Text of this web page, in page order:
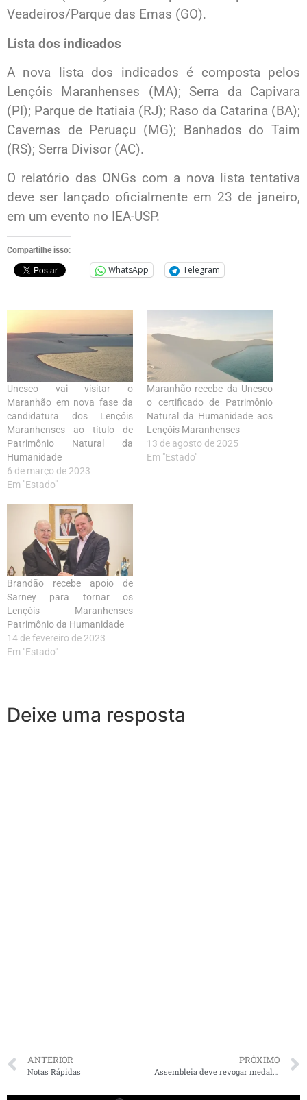
Veadeiros/Parque das Emas (GO).
Lista dos indicados
A nova lista dos indicados é composta pelos
Lençóis Maranhenses (MA); Serra da Capivara
(PI); Parque de Itatiaia (RJ); Raso da Catarina (BA);
Cavernas de Peruaçu (MG); Banhados do Taim
(RS); Serra Divisor (AC).
O relatório das ONGs com a nova lista tentativa
deve ser lançado oficialmente em 23 de janeiro,
em um evento no IEA-USP.
Compartilhe isso:
WhatsApp Telegram
Unesco vai visitar o
Maranhão em nova fase da
candidatura dos Lençóis
Maranhenses ao título de
Patrimônio Natural da
Humanidade
6 de março de 2023
Em "Estado"
Maranhão recebe da Unesco
o certificado de Patrimônio
Natural da Humanidade aos
Lençóis Maranhenses
13 de agosto de 2025
Em "Estado"
Brandão recebe apoio de
Sarney para tornar os
Lençóis Maranhenses
Patrimônio da Humanidade
14 de fevereiro de 2023
Em "Estado"
Deixe uma resposta
ANTERIOR
Notas Rápidas
PRÓXIMO
Assembleia deve revogar medalha concedida ao ex-prefeito Lahesio Bonfim